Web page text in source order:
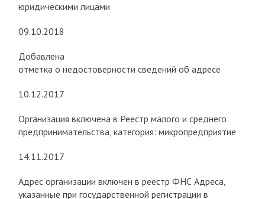
юридическими лицами
09.10.2018
Добавлена
отметка о недостоверности сведений об адресе
10.12.2017
Организация включена в Реестр малого и среднего
предпринимательства, категория: микропредприятие
14.11.2017
Адрес организации включен в реестр ФНС Адреса,
указанные при государственной регистрации в